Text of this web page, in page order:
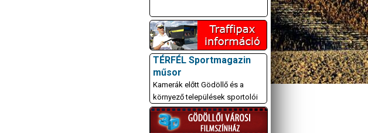
TÉRFÉL Sportmagazin
műsor
Kamerák előtt Gödöllő és a
környező települések sportolói